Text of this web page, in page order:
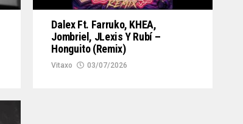
Dalex Ft. Farruko, KHEA,
Jombriel, JLexis Y Rubí –
Honguito (Remix)
Vitaxo 03/07/2026